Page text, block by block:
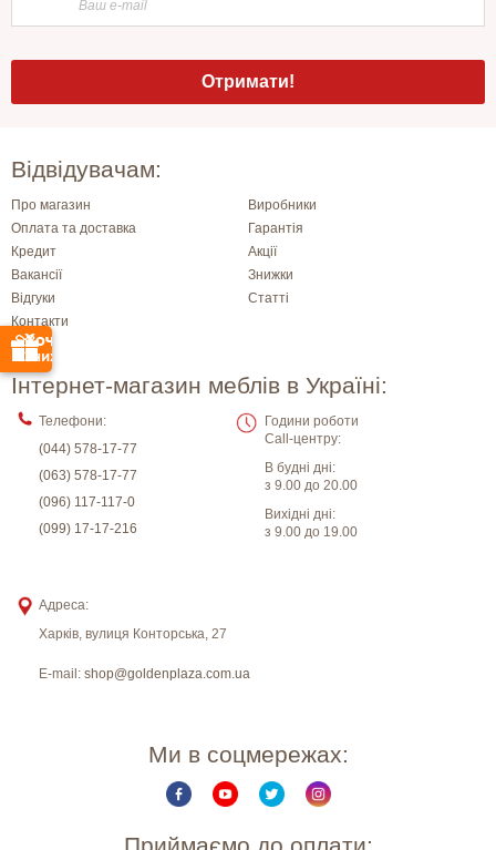
Відвідувачам:
Про магазин
Виробники
Оплата та доставка
Гарантія
Кредит
Акції
Вакансії
Знижки
Відгуки
Статті
Контакти
Інтернет-магазин меблів в Україні:
Телефони:
(044) 578-17-77
(063) 578-17-77
(096) 117-117-0
(099) 17-17-216
Години роботи
Call-центру:
В будні дні:
з 9.00 до 20.00
Вихідні дні:
з 9.00 до 19.00
Адреса:
Харків, вулиця Конторська, 27
E-mail: shop@goldenplaza.com.ua
Ми в соцмережах:
Приймаємо до оплати: